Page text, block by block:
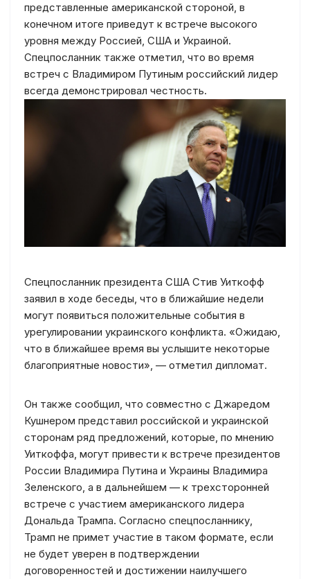
представленные американской стороной, в
конечном итоге приведут к встрече высокого
уровня между Россией, США и Украиной.
Спецпосланник также отметил, что во время
встреч с Владимиром Путиным российский лидер
всегда демонстрировал честность.
Спецпосланник президента США Стив Уиткофф
заявил в ходе беседы, что в ближайшие недели
могут появиться положительные события в
урегулировании украинского конфликта. «Ожидаю,
что в ближайшее время вы услышите некоторые
благоприятные новости», — отметил дипломат.
Он также сообщил, что совместно с Джаредом
Кушнером представил российской и украинской
сторонам ряд предложений, которые, по мнению
Уиткоффа, могут привести к встрече президентов
России Владимира Путина и Украины Владимира
Зеленского, а в дальнейшем — к трехсторонней
встрече с участием американского лидера
Дональда Трампа. Согласно спецпосланнику,
Трамп не примет участие в таком формате, если
не будет уверен в подтверждении
договоренностей и достижении наилучшего